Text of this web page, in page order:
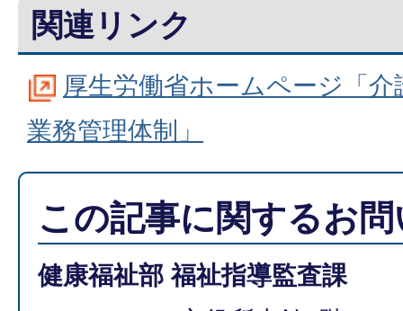
関連リンク
厚生労働省ホームページ「
業務管理体制」
この記事に関するお
健康福祉部 福祉指導監査課